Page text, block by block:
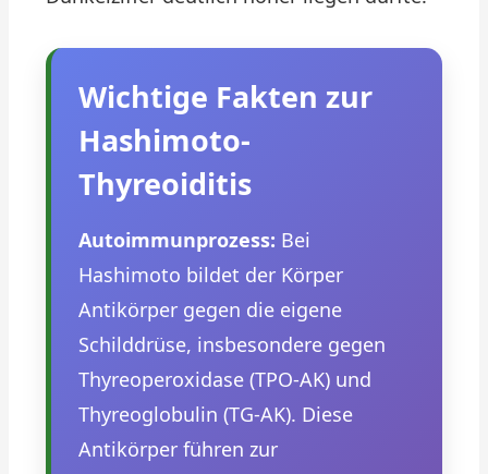
Wichtige Fakten zur
Hashimoto-
Thyreoiditis
Autoimmunprozess: Bei
Hashimoto bildet der Körper
Antikörper gegen die eigene
Schilddrüse, insbesondere gegen
Thyreoperoxidase (TPO-AK) und
Thyreoglobulin (TG-AK). Diese
Antikörper führen zur